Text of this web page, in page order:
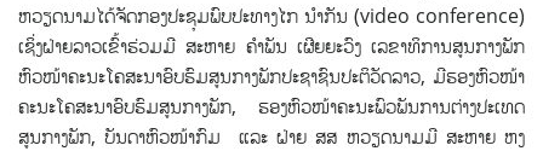
ຫວຽດນາມໄດ້ຈັດກອງປະຊຸມພົບປະທາງໄກ ນຳກັນ (video conference)
ເຊິ່ງຝ່າຍລາວເຂົ້າຮ່ວມມີ ສະຫາຍ ຄຳພັນ ເຜີຍຍະວົງ ເລຂາທິການສູນກາງພັກ
ຫົວໜ້າຄະນະໂຄສະນາອົບຮົມສູນກາງພັກປະຊາຊົນປະຕິວັດລາວ, ມີຮອງຫົວໜ້າ
ຄະນະໂຄສະນາອົບຮົມສູນກາງພັກ, ຮອງຫົວໜ້າຄະນະພົວພັນການຕ່າງປະເທດ
ສູນກາງພັກ, ບັນດາຫົວໜ້າກົມ ແລະ ຝ່າຍ ສສ ຫວຽດນາມມີ ສະຫາຍ ຫງ